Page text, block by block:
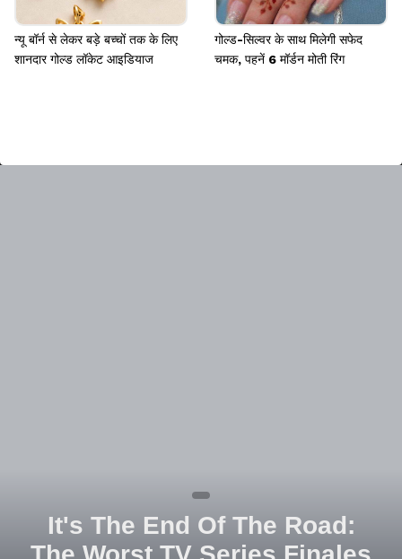
न्यू बॉर्न से लेकर बड़े बच्चों तक के लिए
शानदार गोल्ड लॉकेट आइडियाज
गोल्ड-सिल्वर के साथ मिलेगी सफेद
चमक, पहनें 6 मॉर्डन मोती रिंग